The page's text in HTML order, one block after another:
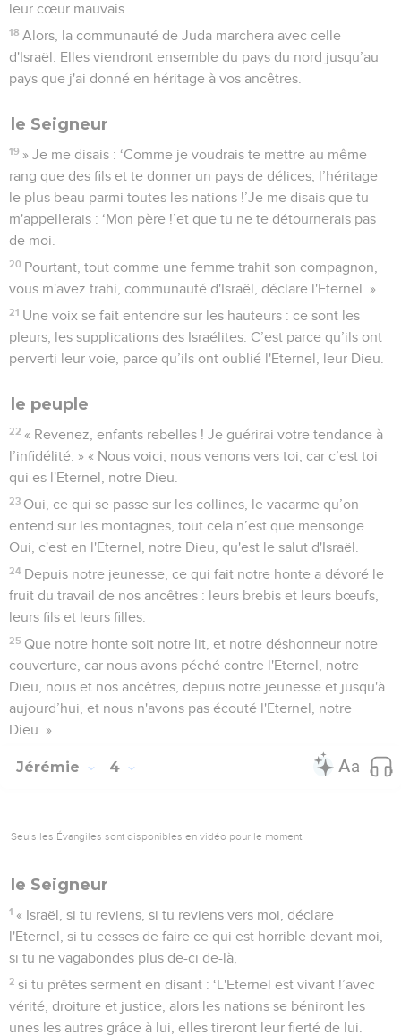
leur cœur mauvais.
18 Alors, la communauté de Juda marchera avec celle
d'Israël. Elles viendront ensemble du pays du nord jusqu’au
pays que j'ai donné en héritage à vos ancêtres.
le Seigneur
19 » Je me disais : ‘Comme je voudrais te mettre au même
rang que des fils et te donner un pays de délices, l’héritage
le plus beau parmi toutes les nations !’Je me disais que tu
m'appellerais : ‘Mon père !’et que tu ne te détournerais pas
de moi.
20 Pourtant, tout comme une femme trahit son compagnon,
vous m'avez trahi, communauté d'Israël, déclare l'Eternel. »
21 Une voix se fait entendre sur les hauteurs : ce sont les
pleurs, les supplications des Israélites. C’est parce qu’ils ont
perverti leur voie, parce qu’ils ont oublié l'Eternel, leur Dieu.
le peuple
22 « Revenez, enfants rebelles ! Je guérirai votre tendance à
l’infidélité. » « Nous voici, nous venons vers toi, car c’est toi
qui es l'Eternel, notre Dieu.
23 Oui, ce qui se passe sur les collines, le vacarme qu’on
entend sur les montagnes, tout cela n’est que mensonge.
Oui, c'est en l'Eternel, notre Dieu, qu'est le salut d'Israël.
24 Depuis notre jeunesse, ce qui fait notre honte a dévoré le
fruit du travail de nos ancêtres : leurs brebis et leurs bœufs,
leurs fils et leurs filles.
25 Que notre honte soit notre lit, et notre déshonneur notre
couverture, car nous avons péché contre l'Eternel, notre
Dieu, nous et nos ancêtres, depuis notre jeunesse et jusqu'à
aujourd’hui, et nous n'avons pas écouté l'Eternel, notre
Dieu. »
Jérémie 4
Seuls les Évangiles sont disponibles en vidéo pour le moment.
le Seigneur
1 « Israël, si tu reviens, si tu reviens vers moi, déclare
l'Eternel, si tu cesses de faire ce qui est horrible devant moi,
si tu ne vagabondes plus de-ci de-là,
2 si tu prêtes serment en disant : ‘L'Eternel est vivant !’avec
vérité, droiture et justice, alors les nations se béniront les
unes les autres grâce à lui, elles tireront leur fierté de lui.